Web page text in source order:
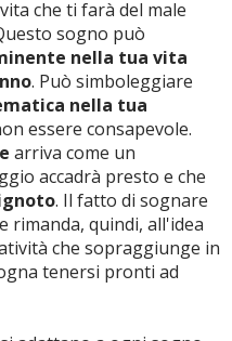
che ti farà del male
sogno può
nella tua vita
. Può simboleggiare
nella tua
essere consapevole.
arriva come un
accadrà presto e che
. Il fatto di sognare
rimanda, quindi, all'idea
che sopraggiunge in
tenersi pronti ad